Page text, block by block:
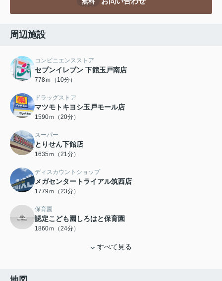
周辺施設
コンビニエンスストア
セブンイレブン 下館玉戸南店
778ｍ（10分）
ドラッグストア
マツモトキヨシ玉戸モール店
1590ｍ（20分）
スーパー
とりせん下館店
1635ｍ（21分）
ディスカウントショップ
メガセンタートライアル筑西店
1779ｍ（23分）
保育園
認定こども園しろはと保育園
1860ｍ（24分）
すべて見る